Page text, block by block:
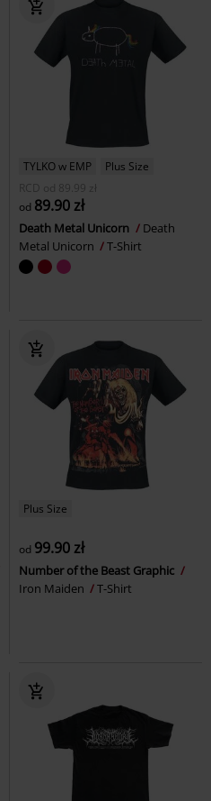
TYLKO w EMP
Plus Size
RCD
od 89.99 zł
od 89.90 zł
Death Metal Unicorn
Death
Metal Unicorn
T-Shirt
Plus Size
od 99.90 zł
Number of the Beast Graphic
Iron Maiden
T-Shirt